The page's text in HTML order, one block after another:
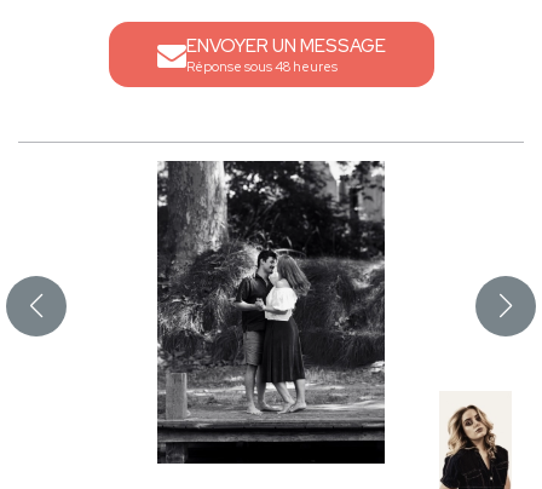
ENVOYER UN MESSAGE
Réponse sous 48 heures